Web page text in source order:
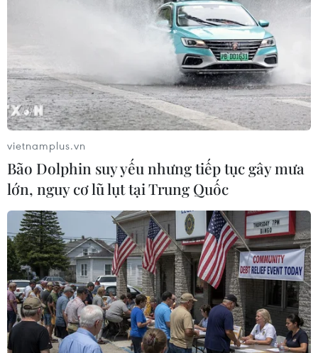
Hơn 65% dân số Việt Nam đã
được tiêm vaccine COVID-19
15/11/2021 00:55
Đến hết ngày 13/11/2021, số liều vaccine được tiêm đạt
hơn 98 triệu liều, trong đó tiêm 1 mũi là 64.322.087 liều,
tiêm mũi 2 là 34.608.484 liều. 65,52% dân số được tiêm
ít nhất 1 mũi.
vietnamplus.vn
Bão Dolphin suy yếu nhưng tiếp tục gây mưa
lớn, nguy cơ lũ lụt tại Trung Quốc